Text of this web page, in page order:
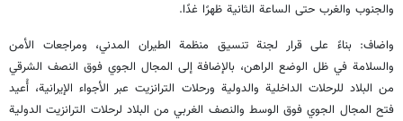
والجنوب والغرب حتى الساعة الثانية ظهرًا غدًا.
واضاف: بناءً على قرار لجنة تنسيق منظمة الطيران المدني، ومراجعات الأمن
والسلامة في ظل الوضع الراهن، بالإضافة إلى المجال الجوي فوق النصف الشرقي
من البلاد للرحلات الداخلية والدولية ورحلات الترانزيت عبر الأجواء الإيرانية، أُعيد
فتح المجال الجوي فوق الوسط والنصف الغربي من البلاد لرحلات الترانزيت الدولية